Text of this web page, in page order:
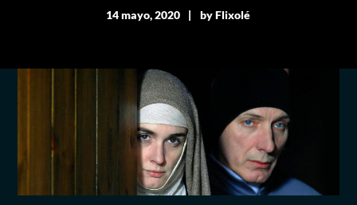
14 mayo, 2020 byFlixolé